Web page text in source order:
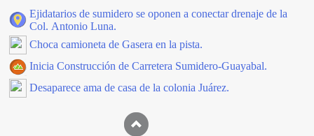
Ejidatarios de sumidero se oponen a conectar drenaje de la
Col. Antonio Luna.
Choca camioneta de Gasera en la pista.
Inicia Construcción de Carretera Sumidero-Guayabal.
Desaparece ama de casa de la colonia Juárez.